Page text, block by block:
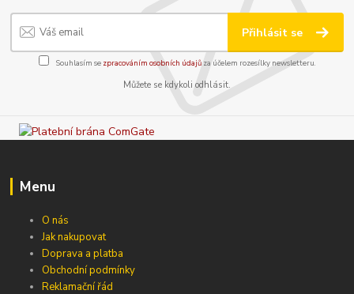
Přihlásit se
Souhlasím se zpracováním osobních údajůza účelem rozesílky newsletteru.
Můžete se kdykoli odhlásit.
Menu
O nás
Jak nakupovat
Doprava a platba
Obchodní podmínky
Reklamační řád